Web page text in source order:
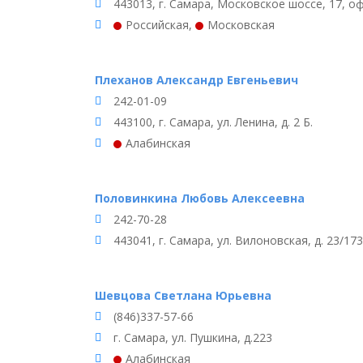
443013, г. Самара, Московское шоссе, 17,
Российская, Московская
Плеханов Александр Евгеньевич
242-01-09
443100, г. Самара, ул. Ленина, д. 2 Б.
Алабинская
Половинкина Любовь Алексеевна
242-70-28
443041, г. Самара, ул. Вилоновская, д. 23/173
Шевцова Светлана Юрьевна
(846)337-57-66
г. Самара, ул. Пушкина, д.223
Алабинская